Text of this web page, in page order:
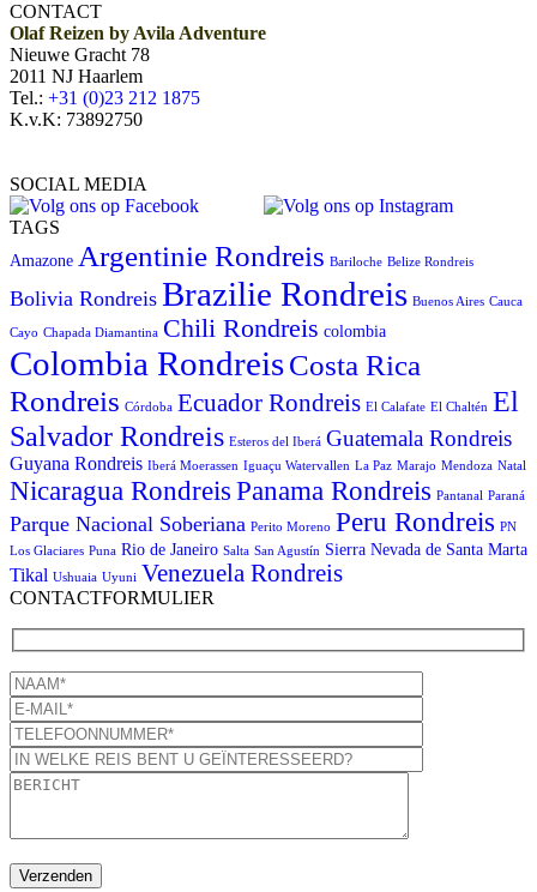
CONTACT
Olaf Reizen by Avila Adventure
Nieuwe Gracht 78
2011 NJ Haarlem
Tel.: +31 (0)23 212 1875
K.v.K: 73892750
SOCIAL MEDIA
TAGS
Amazone Argentinie Rondreis Bariloche Belize Rondreis
Bolivia Rondreis Brazilie Rondreis Buenos Aires Cauca
Cayo Chapada Diamantina Chili Rondreis colombia
Colombia RondreisCosta Rica
Rondreis Córdoba Ecuador Rondreis El Calafate El Chaltén El
Salvador Rondreis Esteros del Iberá Guatemala Rondreis
Guyana Rondreis Iberá Moerassen Iguaçu Watervallen La Paz Marajo Mendoza Natal
Nicaragua Rondreis Panama Rondreis Pantanal Paraná
Parque Nacional Soberiana Perito Moreno Peru Rondreis PN
Los Glaciares Puna Rio de Janeiro Salta San Agustín Sierra Nevada de Santa Marta
Tikal Ushuaia Uyuni Venezuela Rondreis
CONTACTFORMULIER